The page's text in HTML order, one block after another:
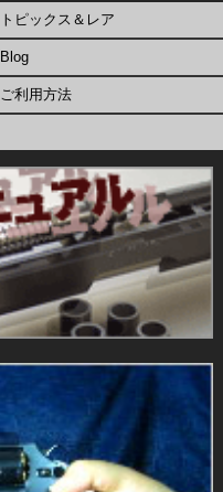
トピックス＆レア
Blog
ご利用方法